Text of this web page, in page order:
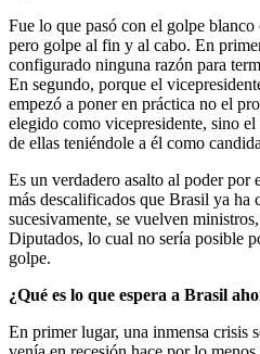
Fue lo que pasó con el golpe
pero golpe al fin y al cabo. En
configurado ninguna razón para
En segundo, porque el
empezó a poner en práctica no el
elegido como vicepresidente, sino
de ellas teniéndole a él como
Es un verdadero asalto al poder por
más descalificados que Brasil ya ha
sucesivamente, se vuelven
Diputados, lo cual no sería posible
golpe.
¿Qué es lo que espera a Brasil
En primer lugar, una inmensa crisis